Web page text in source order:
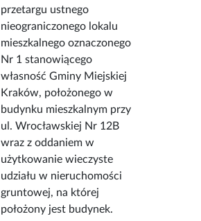
przetargu ustnego
nieograniczonego lokalu
mieszkalnego oznaczonego
Nr 1 stanowiącego
własność Gminy Miejskiej
Kraków, położonego w
budynku mieszkalnym przy
ul. Wrocławskiej Nr 12B
wraz z oddaniem w
użytkowanie wieczyste
udziału w nieruchomości
gruntowej, na której
położony jest budynek.